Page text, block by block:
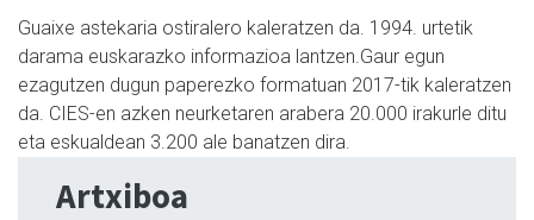
Guaixe astekaria ostiralero kaleratzen da. 1994. urtetik
darama euskarazko informazioa lantzen.Gaur egun
ezagutzen dugun paperezko formatuan 2017-tik kaleratzen
da. CIES-en azken neurketaren arabera 20.000 irakurle ditu
eta eskualdean 3.200 ale banatzen dira.
Artxiboa